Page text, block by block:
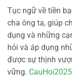
Tục ngữ về tiền
cha ông ta, giúp
dụng và những
hỏi và áp dụng
được sự thịnh
vững.